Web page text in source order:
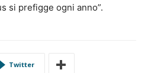
si prefigge ogni anno”.
Twitter